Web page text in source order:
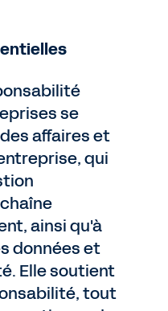
se
affaires et
qui
ainsi qu'à
données et
Elle soutient
tout